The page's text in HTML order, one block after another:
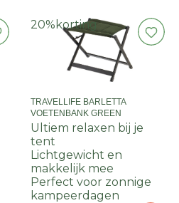
20% korting
TRAVELLIFE BARLETTA
VOETENBANK GREEN
Ultiem relaxen bij je
tent
Lichtgewicht en
makkelijk mee
Perfect voor zonnige
kampeerdagen